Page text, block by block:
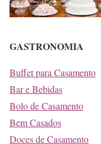
GASTRONOMIA
Buffet para Casamento
Bar e Bebidas
Bolo de Casamento
Bem Casados
Doces de Casamento